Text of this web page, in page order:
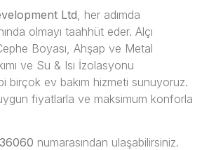
Ltd , her adımda
olmayı taahhüt eder. Alçı
Boyası, Ahşap ve Metal
ve Su & Isı İzolasyonu
birçok ev bakım hizmeti sunuyoruz.
fiyatlarla ve maksimum konforla
numarasından ulaşabilirsiniz.